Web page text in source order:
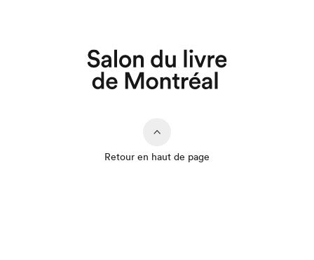
Retour en haut de page